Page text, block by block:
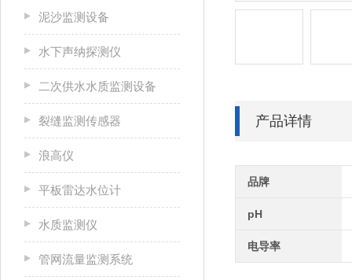
泥沙监测设备
水下声纳探测仪
二次供水水质监测设备
裂缝监测传感器
浪高仪
平板雷达水位计
水质监测仪
管网流量监测系统
产品详情
品牌
pH
电导率